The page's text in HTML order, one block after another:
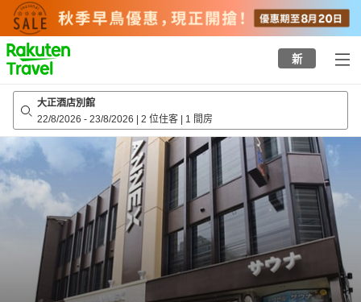
to
top
page
新
大正酒店別館
22/8/2026 - 23/8/2026 | 2 位住客 | 1 間房